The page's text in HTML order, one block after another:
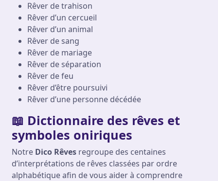
Rêver de trahison
Rêver d’un cercueil
Rêver d’un animal
Rêver de sang
Rêver de mariage
Rêver de séparation
Rêver de feu
Rêver d’être poursuivi
Rêver d’une personne décédée
📖 Dictionnaire des rêves et
symboles oniriques
Notre Dico Rêves regroupe des centaines
d’interprétations de rêves classées par ordre
alphabétique afin de vous aider à comprendre